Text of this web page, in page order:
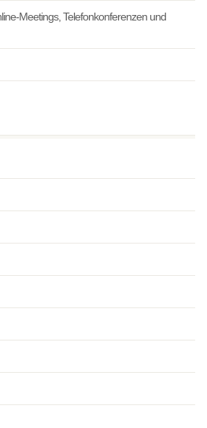
Meetings, Telefonkonferenzen und